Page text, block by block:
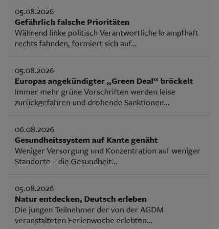
05.08.2026
Gefährlich falsche Prioritäten
Während linke politisch Verantwortliche krampfhaft
rechts fahnden, formiert sich auf...
05.08.2026
Europas angekündigter „Green Deal“ bröckelt
Immer mehr grüne Vorschriften werden leise
zurückgefahren und drohende Sanktionen...
06.08.2026
Gesundheitssystem auf Kante genäht
Weniger Versorgung und Konzentration auf weniger
Standorte – die Gesundheit...
05.08.2026
Natur entdecken, Deutsch erleben
Die jungen Teilnehmer der von der AGDM
veranstalteten Ferienwoche erlebten...